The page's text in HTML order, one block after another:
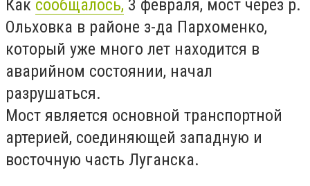
Как сообщалось, 3 февраля, мост через р.
Ольховка в районе з-да Пархоменко,
который уже много лет находится в
аварийном состоянии, начал
разрушаться.
Мост является основной транспортной
артерией, соединяющей западную и
восточную часть Луганска.